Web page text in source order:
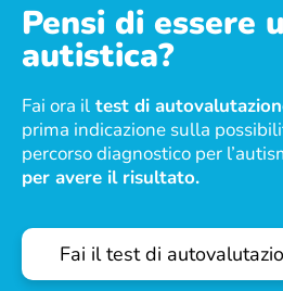
Pensi di essere
autistica?
Fai ora il test di
prima indicazione sulla
percorso diagnostico per
per avere il risultato.
Fai il test di